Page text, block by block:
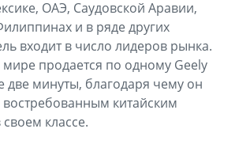
ОАЭ, Саудовской Аравии,
и в ряде других
входит в число лидеров рынка.
мире продается по одному Geely
две минуты, благодаря чему он
китайским
классе.